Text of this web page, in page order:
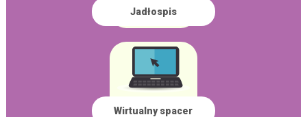
Jadłospis
Wirtualny spacer